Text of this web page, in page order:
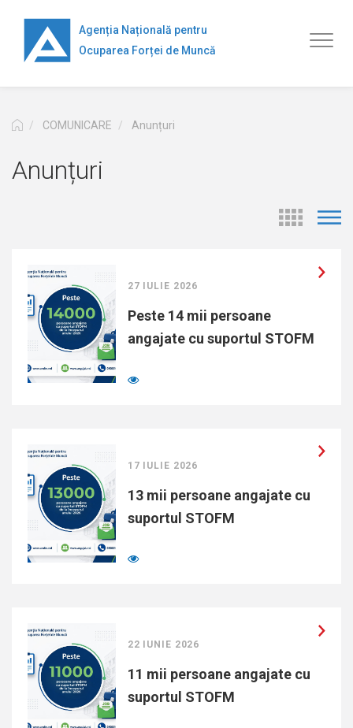
conţinutul
principal
Agenția Națională pentru
Ocuparea Forței de Muncă
COMUNICARE Anunțuri
Anunțuri
27 IULIE 2026
Peste 14 mii persoane
angajate cu suportul STOFM
17 IULIE 2026
13 mii persoane angajate cu
suportul STOFM
22 IUNIE 2026
11 mii persoane angajate cu
suportul STOFM